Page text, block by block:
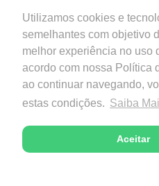
Utilizamos cookies e
semelhantes com objetivo
melhor experiência no uso
acordo com nossa Política
ao continuar navegando,
estas condições. Saiba
Aceitar